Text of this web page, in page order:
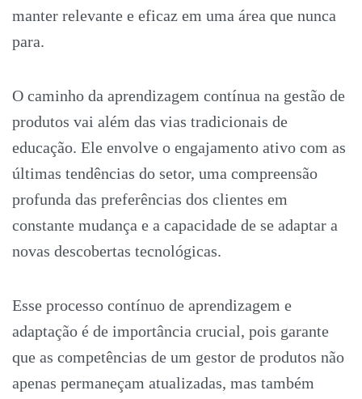
manter relevante e eficaz em uma área que nunca
para.
O caminho da aprendizagem contínua na gestão de
produtos vai além das vias tradicionais de
educação. Ele envolve o engajamento ativo com as
últimas tendências do setor, uma compreensão
profunda das preferências dos clientes em
constante mudança e a capacidade de se adaptar a
novas descobertas tecnológicas.
Esse processo contínuo de aprendizagem e
adaptação é de importância crucial, pois garante
que as competências de um gestor de produtos não
apenas permaneçam atualizadas, mas também